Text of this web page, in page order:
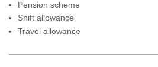
Pension scheme
Shift allowance
Travel allowance